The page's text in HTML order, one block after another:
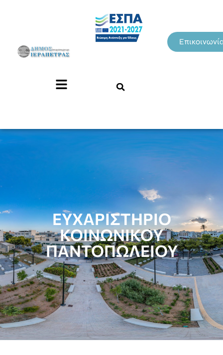
ΕΥΧΑΡΙΣΤΗΡΙΟ
ΚΟΙΝΩΝΙΚΟΥ
ΠΑΝΤΟΠΩΛΕΙΟΥ